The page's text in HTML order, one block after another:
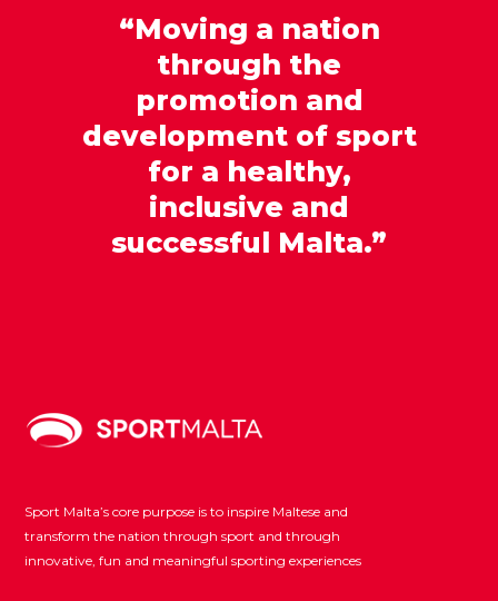
“Moving a nation
through the
promotion and
development of sport
for a healthy,
inclusive and
successful Malta.”
Sport Malta’s core purpose is to inspire Maltese and
transform the nation through sport and through
innovative, fun and meaningful sporting experiences